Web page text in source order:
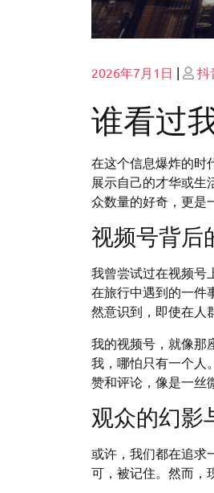
Posted
2026年7月1日 | 抖
谁看过
在这个信息爆炸的时
展示自己的才华或生
众数量的好奇，更是
视频号背后
我曾尝试过在视频号
在旅行中遇到的一件
然意识到，即使在人
我的视频号，就像那
我，哪怕只有一个人
赞和评论，像是一丝
观众的幻影
或许，我们都在追求
可，被记住。然而，